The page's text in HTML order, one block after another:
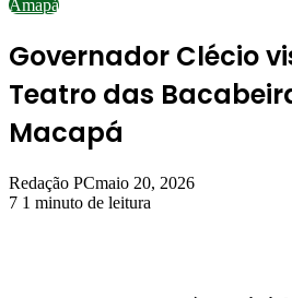
Amapá
Governador Clécio
Teatro das
Macapá
Redação PCmaio 20, 2026
7 1 minuto de leitura